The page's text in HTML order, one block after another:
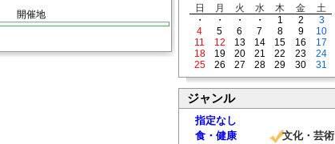
開催地
日
月 火 水 木 金
土
・
・ ・ ・ 1 2
3
4
5 6 7 8 9
10
11
12 13 14 15 16
17
18
19 20 21 22 23
24
25
26 27 28 29 30 31
ジャンル
指定なし
食・健康
文化・芸術